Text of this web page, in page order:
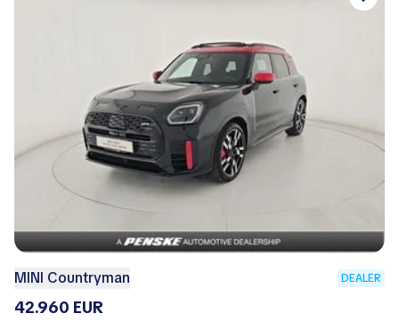
MINI Countryman DEALER
42.960 EUR